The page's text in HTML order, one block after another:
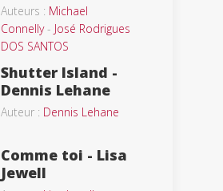
Auteurs : Michael
Connelly- José Rodrigues
DOS SANTOS
Shutter Island -
Dennis Lehane
Auteur : Dennis Lehane
Comme toi - Lisa
Jewell